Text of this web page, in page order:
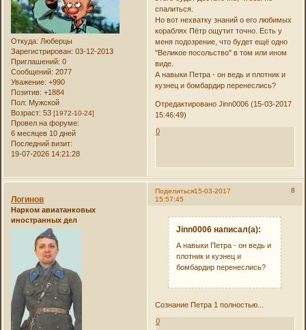
Откуда: Люберцы
Зарегистрирован: 03-12-2013
Приглашений: 0
Сообщений: 2077
Уважение: +990
Позитив: +1884
Пол: Мужской
Возраст: 53[1972-10-24]
Провел на форуме:
6 месяцев 10 дней
Последний визит:
19-07-2026 14:21:28
спалиться.
Но вот нехватку знаний о его любимых
кораблях Пётр ощутит точно. Есть у
меня подозрение, что будет ещё одно
"Великое посольство" в том или ином
виде.
А навыки Петра - он ведь и плотник и
кузнец и бомбардир перенеслись?
Отредактировано Jinn0006 (15-03-2017
15:46:49)
0
Поделиться 8
15-03-2017
15:57:45
Логинов
Нарком авиатанковых
иностранных дел
Jinn0006 написал(а):
А навыки Петра - он ведь и
плотник и кузнец и
бомбардир перенеслись?
Сознание Петра 1 полностью...
0